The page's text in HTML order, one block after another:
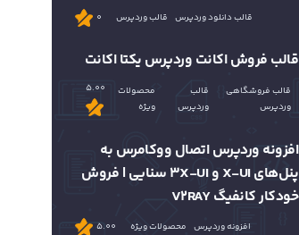
قالب دانلود وردپرس قالب وردپرس 0
قالب فروش اکانت وردپرس یکتا اکانت
قالب فروشگاهی
وردپرس
قالب
وردپرس
محصولات
ویژه
5.00
افزونه وردپرس اتصال ووکامرس به
پنل‌های X-UI و 3X-UI سنایی | فروش
خودکار کانفیگ V2RAY
افزونه وردپرس محصولات ویژه 5.00